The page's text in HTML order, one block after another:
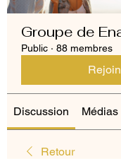
Groupe de
Public · 88 membres
Discussion Médias
Retour